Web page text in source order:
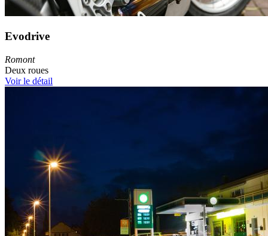
Evodrive
Romont
Deux roues
Voir le détail